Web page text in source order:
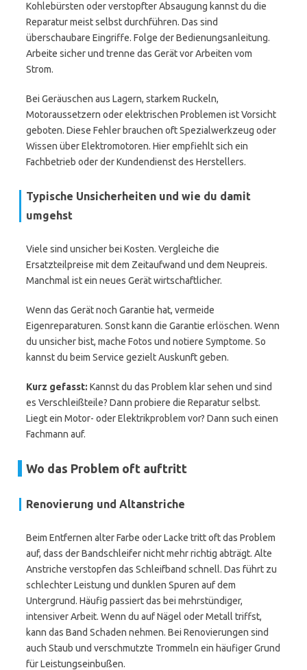
Kohlebürsten oder verstopfter Absaugung kannst du die
Reparatur meist selbst durchführen. Das sind
überschaubare Eingriffe. Folge der Bedienungsanleitung.
Arbeite sicher und trenne das Gerät vor Arbeiten vom
Strom.
Bei Geräuschen aus Lagern, starkem Ruckeln,
Motoraussetzern oder elektrischen Problemen ist Vorsicht
geboten. Diese Fehler brauchen oft Spezialwerkzeug oder
Wissen über Elektromotoren. Hier empfiehlt sich ein
Fachbetrieb oder der Kundendienst des Herstellers.
Typische Unsicherheiten und wie du damit
umgehst
Viele sind unsicher bei Kosten. Vergleiche die
Ersatzteilpreise mit dem Zeitaufwand und dem Neupreis.
Manchmal ist ein neues Gerät wirtschaftlicher.
Wenn das Gerät noch Garantie hat, vermeide
Eigenreparaturen. Sonst kann die Garantie erlöschen. Wenn
du unsicher bist, mache Fotos und notiere Symptome. So
kannst du beim Service gezielt Auskunft geben.
Kurz gefasst: Kannst du das Problem klar sehen und sind
es Verschleißteile? Dann probiere die Reparatur selbst.
Liegt ein Motor- oder Elektrikproblem vor? Dann such einen
Fachmann auf.
Wo das Problem oft auftritt
Renovierung und Altanstriche
Beim Entfernen alter Farbe oder Lacke tritt oft das Problem
auf, dass der Bandschleifer nicht mehr richtig abträgt. Alte
Anstriche verstopfen das Schleifband schnell. Das führt zu
schlechter Leistung und dunklen Spuren auf dem
Untergrund. Häufig passiert das bei mehrstündiger,
intensiver Arbeit. Wenn du auf Nägel oder Metall triffst,
kann das Band Schaden nehmen. Bei Renovierungen sind
auch Staub und verschmutzte Trommeln ein häufiger Grund
für Leistungseinbußen.